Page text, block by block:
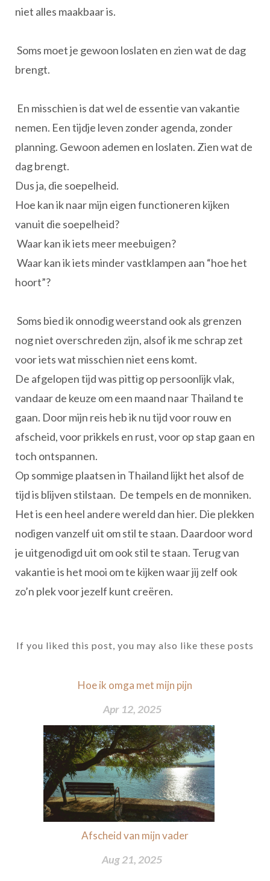
niet alles maakbaar is.
Soms moet je gewoon loslaten en zien wat de dag
brengt.
En misschien is dat wel de essentie van vakantie
nemen. Een tijdje leven zonder agenda, zonder
planning. Gewoon ademen en loslaten. Zien wat de
dag brengt.
Dus ja, die soepelheid.
Hoe kan ik naar mijn eigen functioneren kijken
vanuit die soepelheid?
Waar kan ik iets meer meebuigen?
Waar kan ik iets minder vastklampen aan “hoe het
hoort”?
Soms bied ik onnodig weerstand ook als grenzen
nog niet overschreden zijn, alsof ik me schrap zet
voor iets wat misschien niet eens komt.
De afgelopen tijd was pittig op persoonlijk vlak,
vandaar de keuze om een maand naar Thailand te
gaan. Door mijn reis heb ik nu tijd voor rouw en
afscheid, voor prikkels en rust, voor op stap gaan en
toch ontspannen.
Op sommige plaatsen in Thailand lijkt het alsof de
tijd is blijven stilstaan. De tempels en de monniken.
Het is een heel andere wereld dan hier. Die plekken
nodigen vanzelf uit om stil te staan. Daardoor word
je uitgenodigd uit om ook stil te staan. Terug van
vakantie is het mooi om te kijken waar jij zelf ook
zo’n plek voor jezelf kunt creëren.
If you liked this post, you may also like these posts
Hoe ik omga met mijn pijn
Apr 12, 2025
Afscheid van mijn vader
Aug 21, 2025